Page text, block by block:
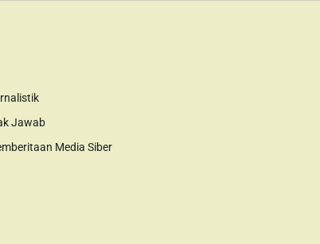
Jawab
Media Siber